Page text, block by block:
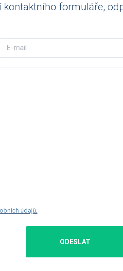
kontaktního formuláře,
údajů
ODESLAT